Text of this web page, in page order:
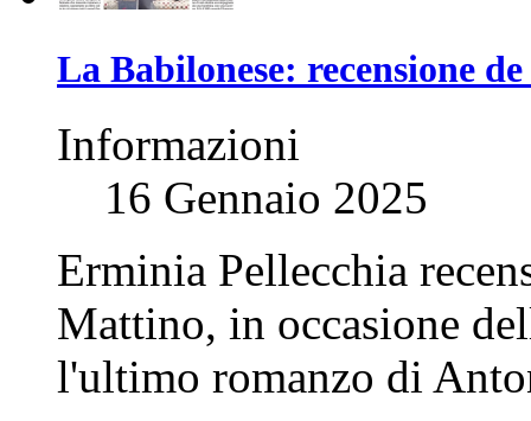
La Babilonese: recensione
Informazioni
16 Gennaio 2025
Erminia Pellecchia
Mattino, in occasione
l'ultimo romanzo di